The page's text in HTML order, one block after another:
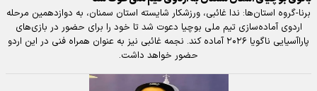
برنا-گروه استان‌ها: ندا غائبی، ورزشکار شایسته استان سمنان، به دوازدهمین مرحله
اردوی آماده‌سازی تیم ملی بوچیا دعوت شد تا خود را برای حضور در بازی‌های
پاراآسیایی ناگویا ۲۰۲۶ آماده کند. نجمه غائبی نیز به عنوان همراه فنی در این اردو
حضور خواهد داشت.